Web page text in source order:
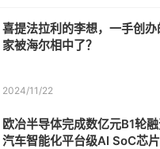
喜提法拉利的李想，一手创办
家被海尔相中了？
2024/11/22
欧冶半导体完成数亿元B1轮
汽车智能化平台级AI SoC芯片